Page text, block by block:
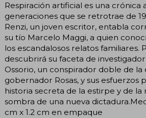
Respiración artificial es una crónica
generaciones que se retrotrae de
Renzi, un joven escritor, entabla
su tío Marcelo Maggi, a quien
los escandalosos relatos familiares.
descubrirá su faceta de
Ossorio, un conspirador doble de la
gobernador Rosas, y sus esfuerzos
historia secreta de la estirpe y de la
sombra de una nueva
cm x 1.2 cm en empaque